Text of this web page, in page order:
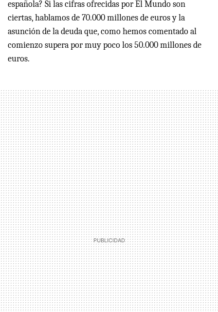
española? Si las cifras ofrecidas por El Mundo son
ciertas, hablamos de 70.000 millones de euros y la
asunción de la deuda que, como hemos comentado al
comienzo supera por muy poco los 50.000 millones de
euros.